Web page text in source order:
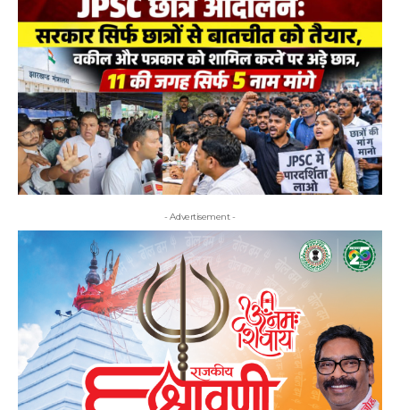
- Advertisement -